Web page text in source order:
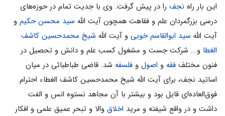
این بار راه نجف را در پیش گرفت. وی با جدیت تمام در حوزه‌های
درسی بزرگمردان علم و فقاهت همچون آیت الله سید محسن حکیم و
آیت الله سید ابوالقاسم خویی و آیت الله شیخ محمدحسین کاشف
الغطا و... شرکت جست و مشغول کسب علم و دانش و تحصیل در
فنون مختلف فقه و اصول و فلسفه شد. قاضی طباطبائی در میان
اساتید نجف، برای آیت الله شیخ محمدحسین کاشف الغطاء احترام
فوق‌العاده‌ای قایل بود و بیشتر با آن مجاهد نستوه انس و الفت
داشت و در واقع شیفته و مرید اخلاق والا و تبحر عمیق علمی و افکار